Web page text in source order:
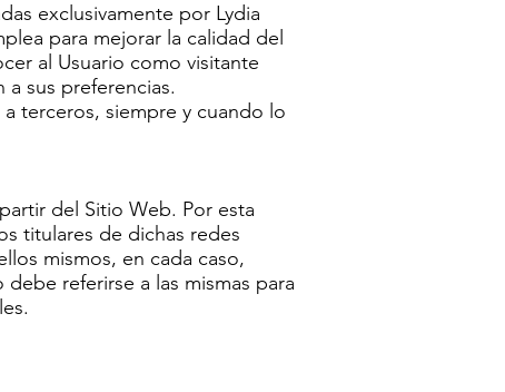
exclusivamente por Lydia
para mejorar la calidad del
al Usuario como visitante
sus preferencias.
terceros, siempre y cuando lo
del Sitio Web. Por esta
titulares de dichas redes
mismos, en cada caso,
referirse a las mismas para